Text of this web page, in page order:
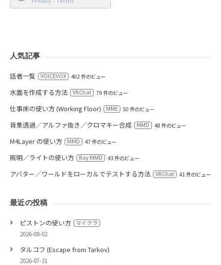
人気記事
話者一覧 VOICEVOX 402 件のビュー
水面を作成する方法 VRChat 79 件のビュー
仕事床の使い方 (Working Floor) MME 50 件のビュー
背景透過／アルファ抜き／クロマキー合成 MMD 48 件のビュー
M4Layer の使い方 MMD 47 件のビュー
照明／ライトの使い方 Ray MMD 43 件のビュー
アバター／ワールドをローカルでテストする方法 VRChat 41 件のビュー
最近の投稿
ピストンの使い方 マイクラ
2026-08-02
タルコフ (Escape from Tarkov)
2026-07-31